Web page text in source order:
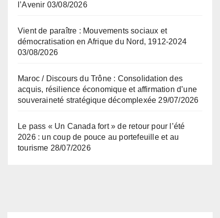
l’Avenir 03/08/2026
Vient de paraître : Mouvements sociaux et
démocratisation en Afrique du Nord, 1912-2024
03/08/2026
Maroc / Discours du Trône : Consolidation des
acquis, résilience économique et affirmation d’une
souveraineté stratégique décomplexée 29/07/2026
Le pass « Un Canada fort » de retour pour l’été
2026 : un coup de pouce au portefeuille et au
tourisme 28/07/2026